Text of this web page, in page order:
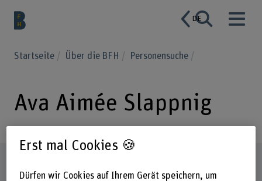
DE
Startseite Über die BFH Personensuche
Ava Aimée Slappnig
Erst mal Cookies 🍪
Dürfen wir Cookies auf Ihrem Gerät speichern, um